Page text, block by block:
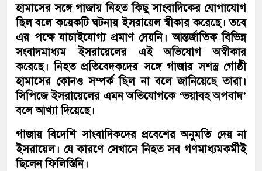
হামাসের সঙ্গে গাজায় নিহত কিছু সাংবাদিকের যোগাযোগ
ছিল বলে কয়েকটি ঘটনায় ইসরায়েল স্বীকার করেছে। তবে
এর পক্ষে যাচাইযোগ্য প্রমাণ দেয়নি। আন্তর্জাতিক বিভিন্ন
সংবাদমাধ্যম ইসরায়েলের এই অভিযোগ অস্বীকার
করেছে। নিহত প্রতিবেদকদের সঙ্গে গাজার সশস্ত্র গোষ্ঠী
হামাসের কোনও সম্পর্ক ছিল না বলে জানিয়েছে তারা।
সিপিজে ইসরায়েলের এমন অভিযোগকে ‘ভয়াবহ অপবাদ’
বলে আখ্যা দিয়েছে।
গাজায় বিদেশি সাংবাদিকদের প্রবেশের অনুমতি দেয় না
ইসরায়েল। যে কারণে সেখানে নিহত সব গণমাধ্যমকর্মীই
ছিলেন ফিলিস্তিনি।